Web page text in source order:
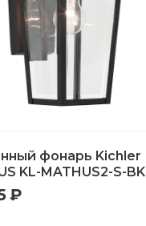
быстрый просмотр
фонарь Kichler
KL-MATHUS2-S-BK
₽